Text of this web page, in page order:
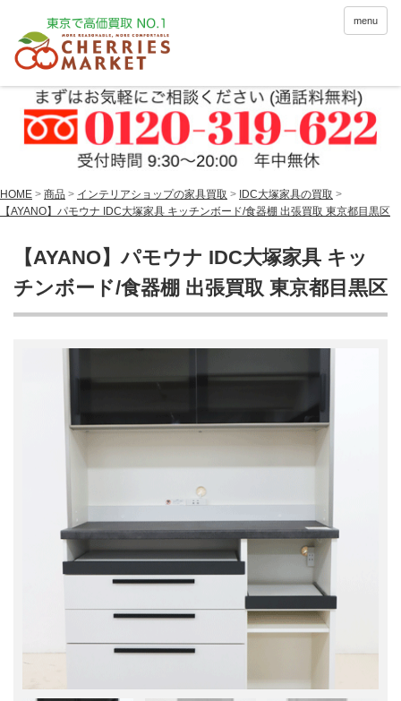
menu
HOME > 商品 > インテリアショップの家具買取 > IDC大塚家具の買取 >
【AYANO】パモウナ IDC大塚家具 キッチンボード/食器棚 出張買取 東京都目黒区
【AYANO】パモウナ IDC大塚家具 キッ
チンボード/食器棚 出張買取 東京都目黒区